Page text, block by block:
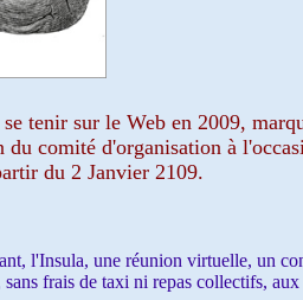
tenir sur le Web en 2009,
comité d'organisation à
du 2 Janvier 2109.
l'Insula, une réunion virtuelle, un
frais de taxi ni repas collectifs,